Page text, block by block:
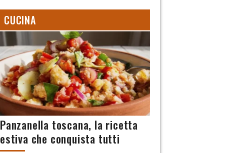
CUCINA
Panzanella toscana, la ricetta
estiva che conquista tutti